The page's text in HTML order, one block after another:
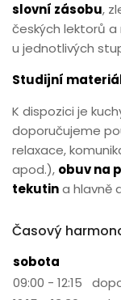
slovní zásobu,
českých lektorů
u jednotlivých
Studijní
K dispozici je
doporučujeme
relaxace,
apod.), obuv na
tekutina hlavně
Časový
sobota
09:00 - 12:15